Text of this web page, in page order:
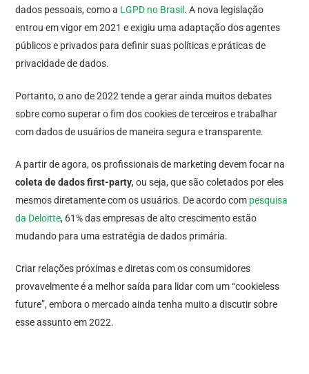
dados pessoais, como a LGPD no Brasil . A nova legislação
entrou em vigor em 2021 e exigiu uma adaptação dos agentes
públicos e privados para definir suas políticas e práticas de
privacidade de dados.
Portanto, o ano de 2022 tende a gerar ainda muitos debates
sobre como superar o fim dos cookies de terceiros e trabalhar
com dados de usuários de maneira segura e transparente.
A partir de agora, os profissionais de marketing devem focar na
coleta de dados first-party, ou seja, que são coletados por eles
mesmos diretamente com os usuários. De acordo com pesquisa
da Deloitte, 61% das empresas de alto crescimento estão
mudando para uma estratégia de dados primária.
Criar relações próximas e diretas com os consumidores
provavelmente é a melhor saída para lidar com um “cookieless
future”, embora o mercado ainda tenha muito a discutir sobre
esse assunto em 2022.